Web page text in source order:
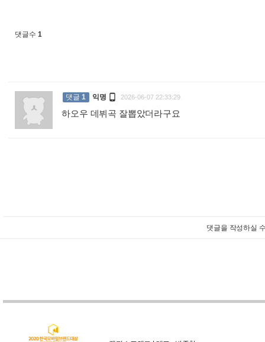
댓글수 1
댓글 1 익명  2026-06-07 22:33:29
하오우 데뷔곡 잘뽑았더라구요
댓글을 작성하실